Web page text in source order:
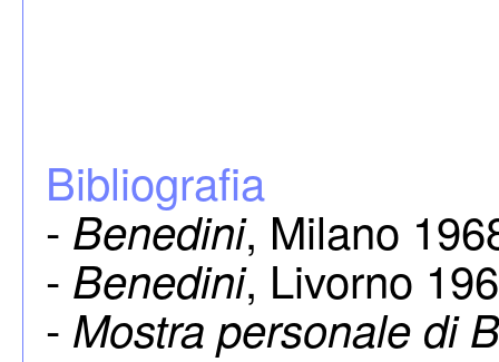
Bibliografia
- Benedini, Milano
- Benedini, Livorno
- Mostra personale di